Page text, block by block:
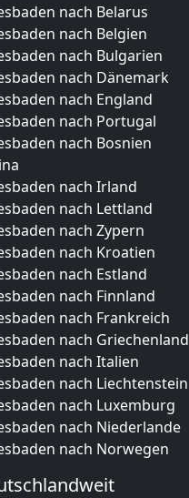
nach Belarus
nach Belgien
nach Bulgarien
nach Dänemark
nach England
nach Portugal
nach Bosnien
nach Irland
nach Lettland
nach Zypern
nach Kroatien
nach Estland
nach Finnland
nach Frankreich
nach Griechenland
nach Italien
nach Liechtenstein
nach Luxemburg
nach Niederlande
nach Norwegen